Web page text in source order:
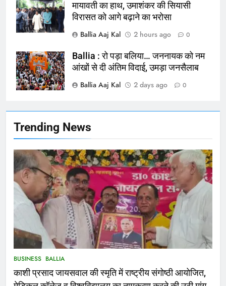
Trending News
BUSINESS BALLIA
काशी प्रसाद जायसवाल की स्मृति में राष्ट्रीय संगोष्ठी आयोजित,
NATIONAL बलिया
165
बलिया को मिलेगी नई ट्रेन की सौगात
NATIONAL बलिया
Ballia : कर्ज के बोझ तले दबे कारोबारी ने
फांसी लगाकर दी जान
NATIONAL
167
Ballia : थैंक्यू बलिया पुलिस: पीड़िता को
मिले 1.38 लाख रूपये
NATIONAL बलिया
1
कोचिंग सेंटर में लगी भीषण आग, जान
घायल
ACCIDENT BUSINESS
मायावती का हाथ, उमाशंकर की सियासी
विरासत को आगे बढ़ाने का भरोसा
Ballia Aaj Kal
2 hours ago 0
Ballia : रो पड़ा बलिया… जननायक को नम
आंखों से दी अंतिम विदाई, उमड़ा जनसैलाब
Ballia Aaj Kal
2 days ago 0